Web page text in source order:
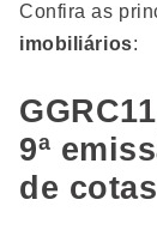
Confira as
imobiliários:
9ª
de